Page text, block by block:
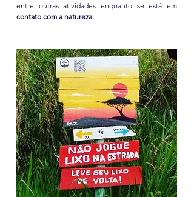
entre outras atividades enquanto se está em
contato com a natureza.